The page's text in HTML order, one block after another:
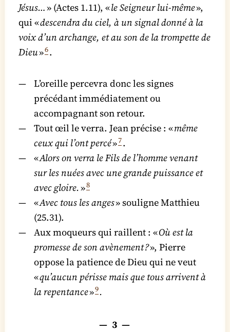
Jésus…» (Actes 1.11), «le Seigneur lui-même»,
qui «descendra du ciel, à un signal donné à la
voix d’un archange, et au son de la trompette de
Dieu»6.
L’oreille percevra donc les signes
précédant immédiatement ou
accompagnant son retour.
Tout œil le verra. Jean précise : «même
ceux qui l’ont percé»7.
«Alors on verra le Fils de l’homme venant
sur les nuées avec une grande puissance et
avec gloire.»8
«Avec tous les anges» souligne Matthieu
(25.31).
Aux moqueurs qui raillent : «Où est la
promesse de son avènement ?», Pierre
oppose la patience de Dieu qui ne veut
«qu’aucun périsse mais que tous arrivent à
la repentance»9.
— 3 —